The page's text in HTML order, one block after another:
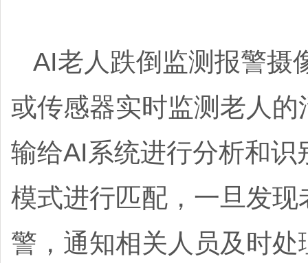
AI老人跌倒监测报警摄
或传感器实时监测老人
输给AI系统进行分析和
模式进行匹配，一旦发
警，通知相关人员及时